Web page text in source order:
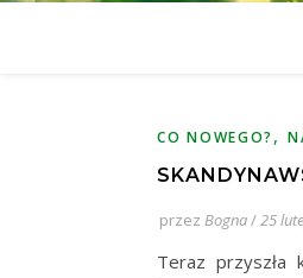
CO NOWEGO? ,
przez Bogna/25
Teraz przyszła